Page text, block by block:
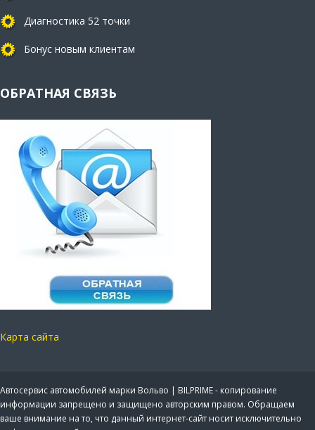
Диагностика 52 точки
Бонус новым клиентам
ОБРАТНАЯ СВЯЗЬ
Карта сайта
Автосервис автомобилей марки Вольво | BILPRIME - копирование
информации запрещено и защищено авторским правом. Обращаем
ваше внимание на то, что данный интернет-сайт носит исключительно